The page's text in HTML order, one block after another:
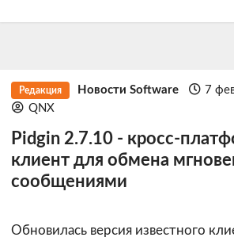
Редакция Новости Software
7
QNX
Pidgin 2.7.10 - кросс-
клиент для обмена
сообщениями
Обновилась версия известного